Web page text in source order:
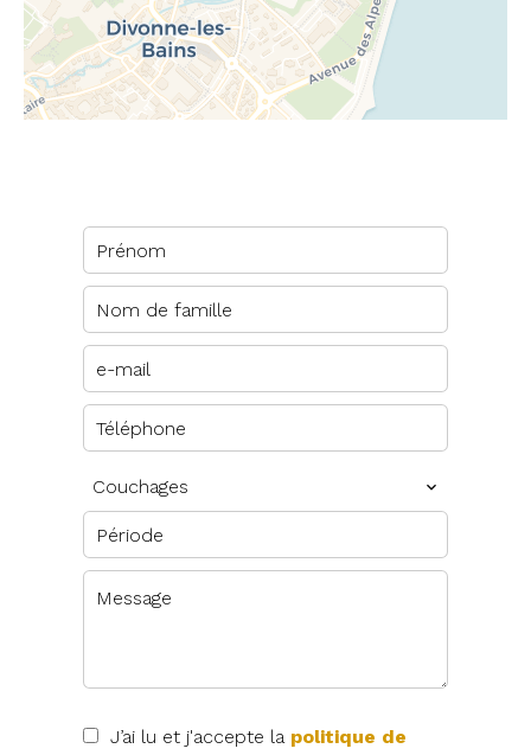
Couchages
J’ai lu et j'accepte la politique de